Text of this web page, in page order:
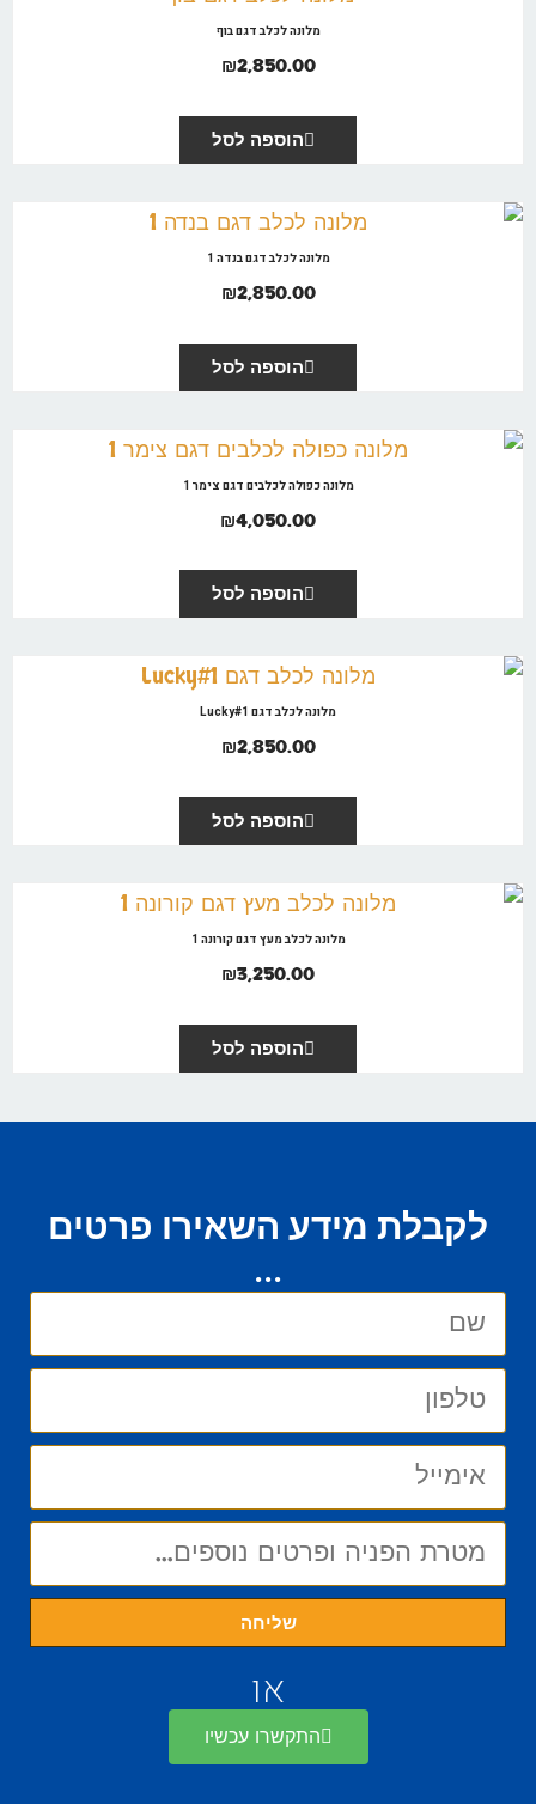
מלונה לכלב דגם בוף
₪2,850.00
הוספה לסל
מלונה לכלב דגם בנדה 1
₪2,850.00
הוספה לסל
מלונה כפולה לכלבים דגם צימר 1
₪4,050.00
הוספה לסל
מלונה לכלב דגם Lucky#1
₪2,850.00
הוספה לסל
מלונה לכלב מעץ דגם קורונה 1
₪3,250.00
הוספה לסל
לקבלת מידע השאירו פרטים
...
שליחה
או
התקשרו עכשיו